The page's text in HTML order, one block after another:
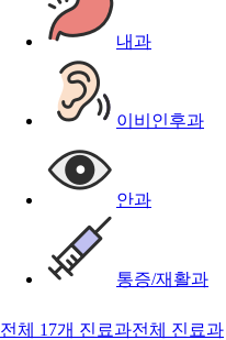
내과
이비인후과
안과
통증/재활과
전체 17개 진료과전체 진료과